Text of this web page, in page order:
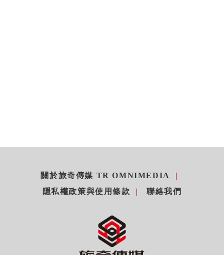
關於旅奇傳媒 TR OMNIMEDIA
隱私權政策與使用條款
聯絡我們